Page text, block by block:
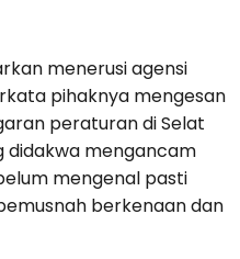
menerusi agensi
pihaknya mengesan
peraturan di Selat
didakwa mengancam
mengenal pasti
berkenaan dan